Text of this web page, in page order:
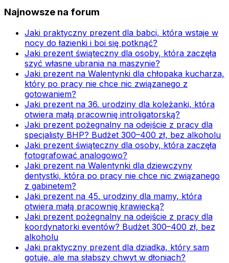
Najnowsze na forum
Jaki praktyczny prezent dla babci, która wstaje w
nocy do łazienki i boi się potknąć?
Jaki prezent świąteczny dla osoby, która zaczęła
szyć własne ubrania na maszynie?
Jaki prezent na Walentynki dla chłopaka kucharza,
który po pracy nie chce nic związanego z
gotowaniem?
Jaki prezent na 36. urodziny dla koleżanki, która
otwiera małą pracownię introligatorską?
Jaki prezent pożegnalny na odejście z pracy dla
specjalisty BHP? Budżet 300–400 zł, bez alkoholu
Jaki prezent świąteczny dla osoby, która zaczęła
fotografować analogowo?
Jaki prezent na Walentynki dla dziewczyny
dentystki, która po pracy nie chce nic związanego
z gabinetem?
Jaki prezent na 45. urodziny dla mamy, która
otwiera małą pracownię krawiecką?
Jaki prezent pożegnalny na odejście z pracy dla
koordynatorki eventów? Budżet 300–400 zł, bez
alkoholu
Jaki praktyczny prezent dla dziadka, który sam
gotuje, ale ma słabszy chwyt w dłoniach?